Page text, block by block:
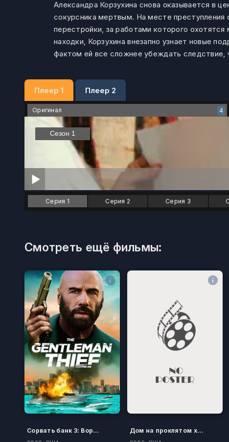
Александра Корзухина снова оказывается в
сокурсника мертвым. На месте преступления
перестройки, за работами которого
находки, Корзухина внезапно узнает новые
фактом ей все сложнее убеждать следствие,
Плеер 1 Плеер 2
Оригинал 4
Серия 1 Серия 2 Серия 3
Смотреть ещё фильмы:
Сорвать банк 3: Вор-джентльмен
Дом на проклятом холме